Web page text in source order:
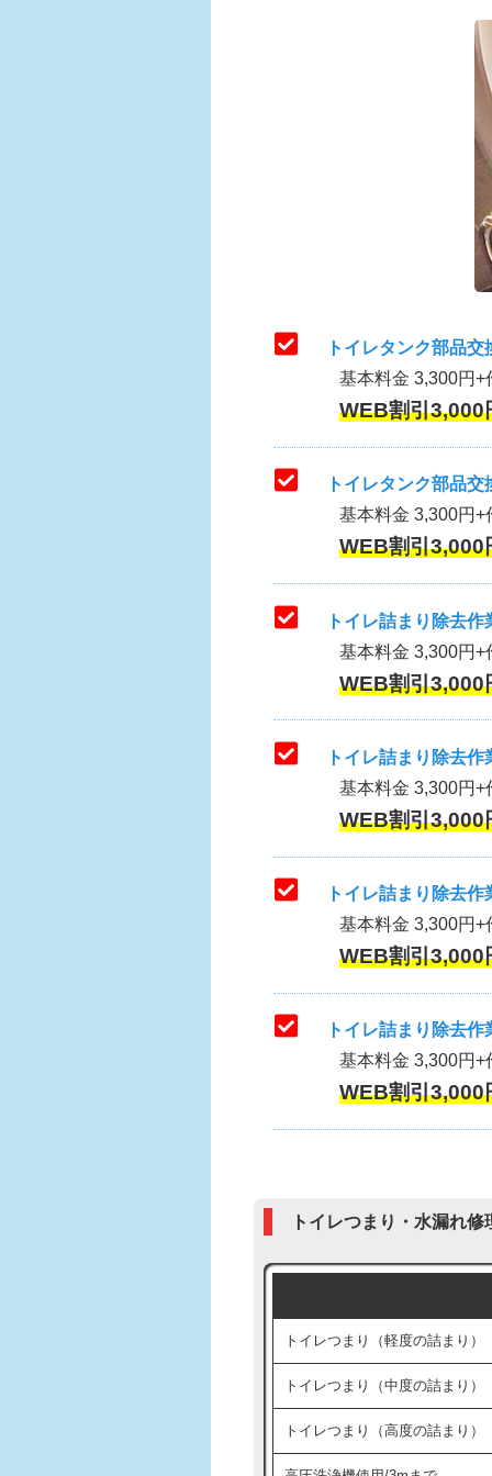
トイレタンク部品
基本料金 3,300円
WEB割引
トイレタンク部品
基本料金 3,300円+
WEB割引
トイレ詰まり除去作
基本料金 3,300円+
WEB割引
トイレ詰まり除去
基本料金 3,300円+
WEB割引
トイレ詰まり除去
基本料金 3,300円+
WEB割引
トイレ詰まり除去
基本料金 3,300円+
WEB割引
トイレつまり・水漏れ
トイレつまり（軽度の詰まり）
トイレつまり（中度の詰まり）
トイレつまり（高度の詰まり）